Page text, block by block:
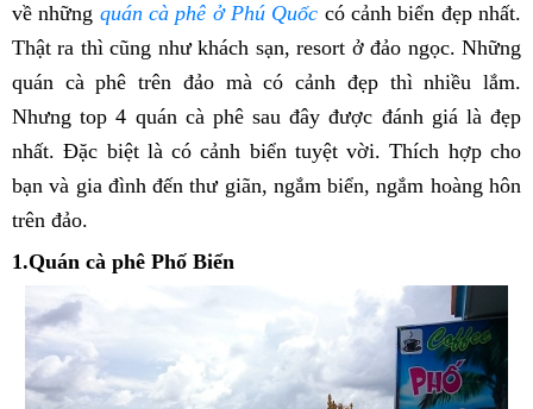
về những quán cà phê ở Phú Quốc có cảnh biển đẹp nhất.
Thật ra thì cũng như khách sạn, resort ở đảo ngọc. Những
quán cà phê trên đảo mà có cảnh đẹp thì nhiều lắm.
Nhưng top 4 quán cà phê sau đây được đánh giá là đẹp
nhất. Đặc biệt là có cảnh biển tuyệt vời. Thích hợp cho
bạn và gia đình đến thư giãn, ngắm biển, ngắm hoàng hôn
trên đảo.
1.Quán cà phê Phố Biển